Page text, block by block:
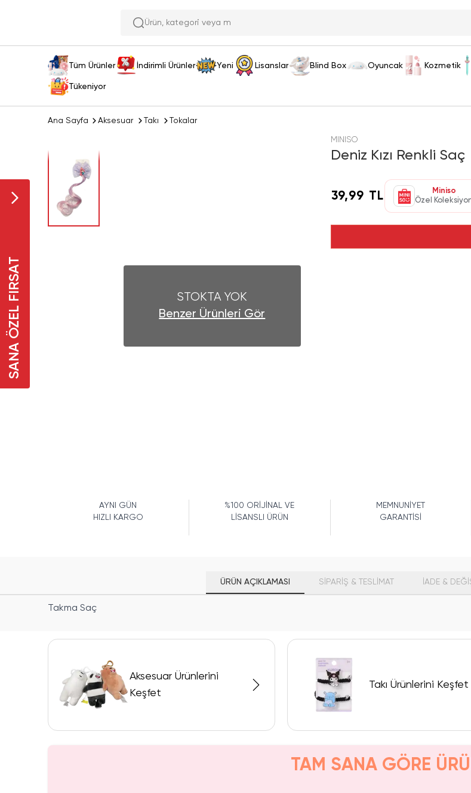
Ürün, ka
Tüm Ürünler İndirimli Ürünler Yeni Lisanslar Blind Box Oyuncak Kozmetik
Tükeniyor
SANA ÖZEL FIRSAT
Ana Sayfa Aksesuar Takı Tokalar
STOKTA YOK
Benzer Ürünleri Gör
MINISO
Deniz Kızı Renkli Saç
39,99 TL
Miniso
Özel
AYNI GÜN
HIZLI KARGO
%100 ORİJİNAL VE
LİSANSLI ÜRÜN
MEMNUNİYET
GARANTİSİ
ÜRÜN AÇIKLAMASI SİPARİŞ & TESLİMAT İADE &
Takma Saç
Aksesuar Ürünlerini
Keşfet
Takı Ürünlerini Keşfet
TAM SANA GÖRE